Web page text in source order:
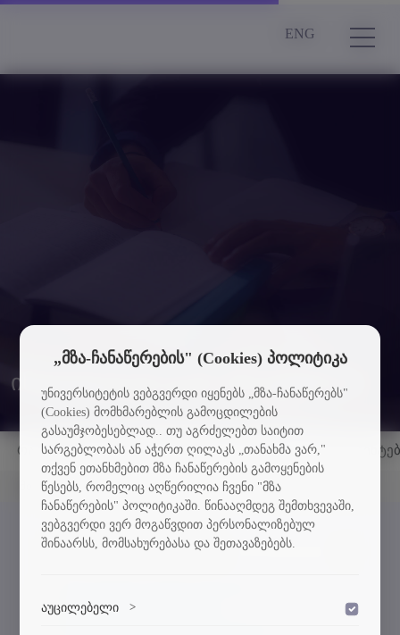
ENG
ინგლისურენოვანი პროგრამები
რატომ სტუ ხშირად დასმული კითხვები
მთავარი მიღება სამშენებლო
1. სამოქალაქო ინჟინერია
CIVE Undergraduate catalog
„მზა-ჩანაწერების" (Cookies) პოლიტიკა
უნივერსიტეტის ვებგვერდი იყენებს „მზა-ჩანაწერებს"
(Cookies) მომხმარებლის გამოცდილების
გასაუმჯობესებლად.. თუ აგრძელებთ საიტით
სარგებლობას ან აჭერთ ღილაკს „თანახმა ვარ,"
თქვენ ეთანხმებით მზა ჩანაწერების გამოყენების
წესებს, რომელიც აღწერილია ჩვენი "მზა
ჩანაწერების" პოლიტიკაში. წინააღმდეგ შემთხვევაში,
ვებგვერდი ვერ მოგაწვდით პერსონალიზებულ
შინაარსს, მომსახურებასა და შეთავაზებებს.
აუცილებელი >
დაშვება